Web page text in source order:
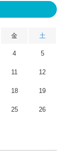
金 土
4 5
11 12
18 19
25 26